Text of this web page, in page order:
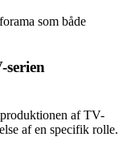
som både
af TV-
af en specifik rolle.